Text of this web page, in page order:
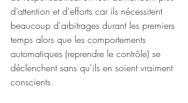
d’attention et d'efforts car ils nécessitent
beaucoup d'arbitrages durant les premiers
temps alors que les comportements
automatiques (reprendre le contrôle) se
déclenchent sans qu'ils en soient vraiment
conscients.